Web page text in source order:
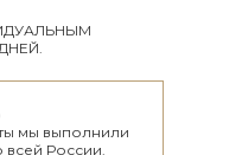
мы выполнили
России.